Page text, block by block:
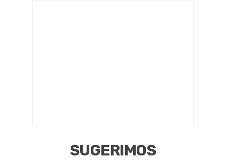
SUGERIMOS